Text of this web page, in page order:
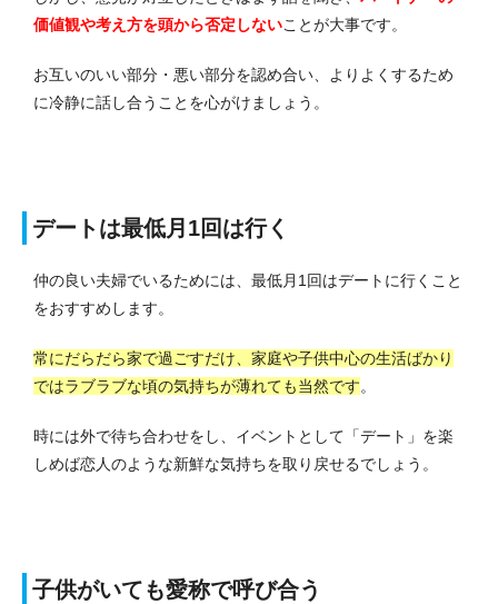
価値観や考え方を頭から否定しないことが大事です。
お互いのいい部分・悪い部分を認め合い、よりよくするため
に冷静に話し合うことを心がけましょう。
デートは最低月1回は行く
仲の良い夫婦でいるためには、最低月1回はデートに行くこと
をおすすめします。
常にだらだら家で過ごすだけ、家庭や子供中心の生活ばかり
ではラブラブな頃の気持ちが薄れても当然です。
時には外で待ち合わせをし、イベントとして「デート」を楽
しめば恋人のような新鮮な気持ちを取り戻せるでしょう。
子供がいても愛称で呼び合う